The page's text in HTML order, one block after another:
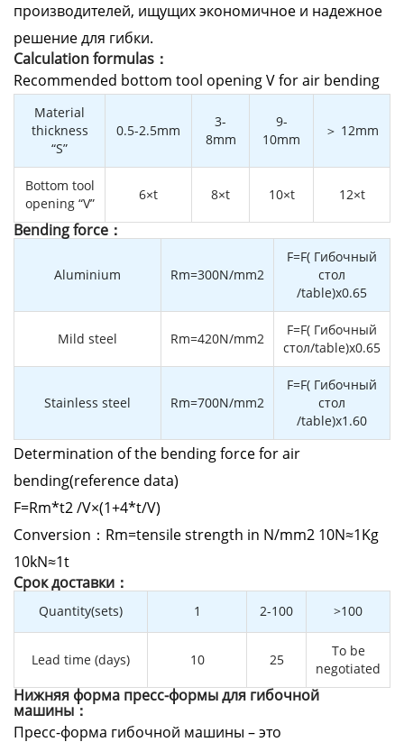
производителей, ищущих экономичное и надежное
решение для гибки.
Calculation formulas：
Recommended bottom tool opening V for air bending
Material
thickness
“S”
0.5-2.5mm
3-
8mm
9-
10mm
＞ 12mm
Bottom tool
opening “V”
6×t 8×t 10×t 12×t
Bending force：
Aluminium Rm=300N/mm2
F=F( Гибочный
стол
/table)x0.65
Mild steel Rm=420N/mm2
F=F( Гибочный
стол/table)x0.65
Stainless steel Rm=700N/mm2
F=F( Гибочный
стол
/table)x1.60
Determination of the bending force for air
bending(reference data)
F=Rm*t2 /V×(1+4*t/V)
Conversion：Rm=tensile strength in N/mm2 10N≈1Kg
10kN≈1t
Cрок доставки：
Quantity(sets) 1 2-100 >100
Lead time (days) 10 25
To be
negotiated
Нижняя форма пресс-формы для гибочной
машины：
Пресс-форма гибочной машины – это